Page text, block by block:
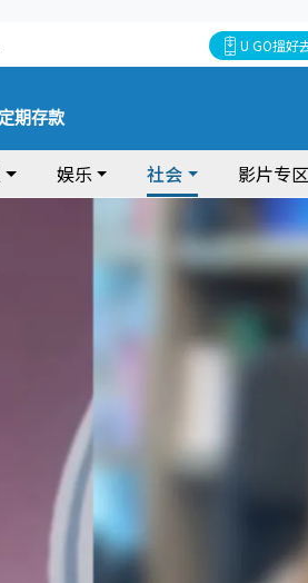
U GO搵好
定期存款
娱乐 社会 影片专区